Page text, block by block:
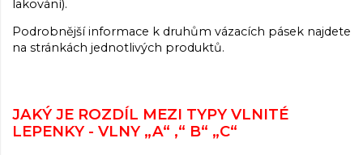
lakování).
Podrobnější informace k druhům vázacích pásek najdete
na stránkách jednotlivých produktů.
JAKÝ JE ROZDÍL MEZI TYPY VLNITÉ
LEPENKY - VLNY „A“ ,“ B“ „C“